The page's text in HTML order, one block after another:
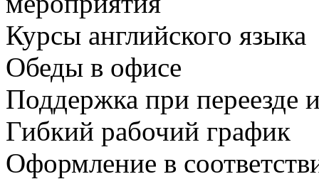
Курсы английского языка
Обеды в офисе
Поддержка при переезде
Гибкий рабочий график
Оформление в